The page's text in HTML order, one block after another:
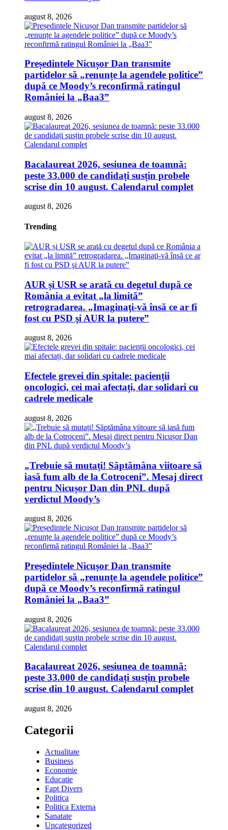
august 8, 2026
Președintele Nicușor Dan transmite
partidelor să „renunțe la agendele politice”
după ce Moody’s reconfirmă ratingul
României la „Baa3”
august 8, 2026
Bacalaureat 2026, sesiunea de toamnă:
peste 33.000 de candidați susțin probele
scrise din 10 august. Calendarul complet
august 8, 2026
Trending
AUR și USR se arată cu degetul după ce
România a evitat „la limită”
retrogradarea. „Imaginaţi-vă însă ce ar fi
fost cu PSD şi AUR la putere”
august 8, 2026
Efectele grevei din spitale: pacienții
oncologici, cei mai afectați, dar solidari cu
cadrele medicale
august 8, 2026
„Trebuie să mutați! Săptămâna viitoare să
iasă fum alb de la Cotroceni”. Mesaj direct
pentru Nicușor Dan din PNL după
verdictul Moody’s
august 8, 2026
Președintele Nicușor Dan transmite
partidelor să „renunțe la agendele politice”
după ce Moody’s reconfirmă ratingul
României la „Baa3”
august 8, 2026
Bacalaureat 2026, sesiunea de toamnă:
peste 33.000 de candidați susțin probele
scrise din 10 august. Calendarul complet
august 8, 2026
Categorii
Actualitate
Business
Economie
Educatie
Fapt Divers
Politica
Politica Externa
Sanatate
Uncategorized